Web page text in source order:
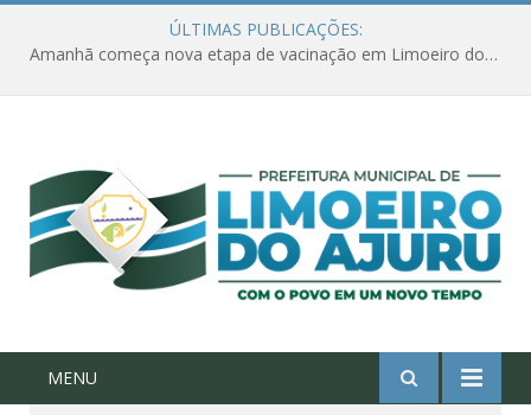
ÚLTIMAS PUBLICAÇÕES:
Amanhã começa nova etapa de vacinação em Limoeiro do Ajuru para idosos com 65 ou mais
MENU